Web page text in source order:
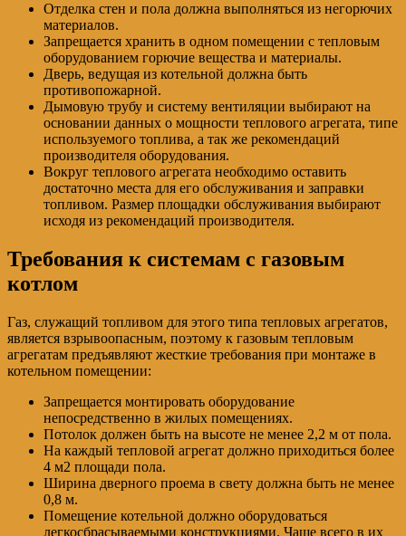
Отделка стен и пола должна выполняться из негорючих
материалов.
Запрещается хранить в одном помещении с тепловым
оборудованием горючие вещества и материалы.
Дверь, ведущая из котельной должна быть
противопожарной.
Дымовую трубу и систему вентиляции выбирают на
основании данных о мощности теплового агрегата, типе
используемого топлива, а так же рекомендаций
производителя оборудования.
Вокруг теплового агрегата необходимо оставить
достаточно места для его обслуживания и заправки
топливом. Размер площадки обслуживания выбирают
исходя из рекомендаций производителя.
Требования к системам с газовым
котлом
Газ, служащий топливом для этого типа тепловых агрегатов,
является взрывоопасным, поэтому к газовым тепловым
агрегатам предъявляют жесткие требования при монтаже в
котельном помещении:
Запрещается монтировать оборудование
непосредственно в жилых помещениях.
Потолок должен быть на высоте не менее 2,2 м от пола.
На каждый тепловой агрегат должно приходиться более
4 м2 площади пола.
Ширина дверного проема в свету должна быть не менее
0,8 м.
Помещение котельной должно оборудоваться
легкосбрасываемыми конструкциями. Чаще всего в их